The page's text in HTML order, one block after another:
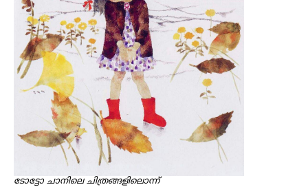
ടോട്ടോ ചാനിലെ ചിത്രങ്ങളിലൊന്ന്